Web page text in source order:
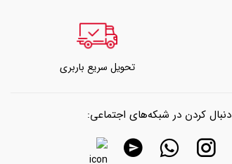
تحویل سریع باربری
دنبال کردن در شبکه‌های اجتماعی: